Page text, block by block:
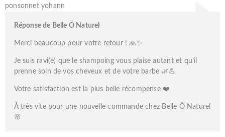
ponsonnet yohann
Réponse de Belle Ö Naturel
Merci beaucoup pour votre retour ! 🙏✨
Je suis ravi(e) que le shampoing vous plaise autant et qu’il
prenne soin de vos cheveux et de votre barbe 🌿💪
Votre satisfaction est la plus belle récompense ❤️
À très vite pour une nouvelle commande chez Belle Ö Naturel
🌸